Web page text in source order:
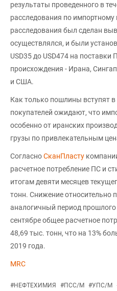
результаты проведенного в
расследования по импортному
расследования был сделан
осуществлялся, и были
USD35 до USD474 на поставки
происхождения - Ирана,
и США.
Как только пошлины вступят
покупателей ожидают, что
особенно от иранских
грузы по привлекательным
СогласноСканПласту
расчетное потребление ПС и
итогам девяти месяцев
тонн. Снижение относительно
аналогичный период прошлого
сентябре общее расчетное
48,69 тыс. тонн, что на 13%
2019 года.
MRC
#НЕФТЕХИМИЯ #ПСС/М #УПС/М